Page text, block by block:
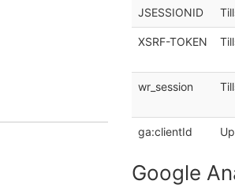
JSESSIONID
XSRF-TOKEN
wr_session
ga:clientId
Google